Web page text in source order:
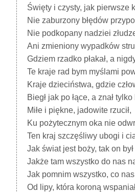
Święty i czysty, jak pierwsze
Nie zaburzony błędów
Nie podkopany nadziei
Ani zmieniony wypadków
Gdziem rzadko płakał, a
Te kraje rad bym myślami
Kraje dzieciństwa, gdzie
Biegł jak po łące, a znał
Miłe i piękne, jadowite rzucił,
Ku pożytecznym oka nie
Ten kraj szczęśliwy ubogi i
Jak świat jest boży, tak on był
Jakże tam wszystko do nas
Jak pomnim wszystko, co nas
Od lipy, która koroną